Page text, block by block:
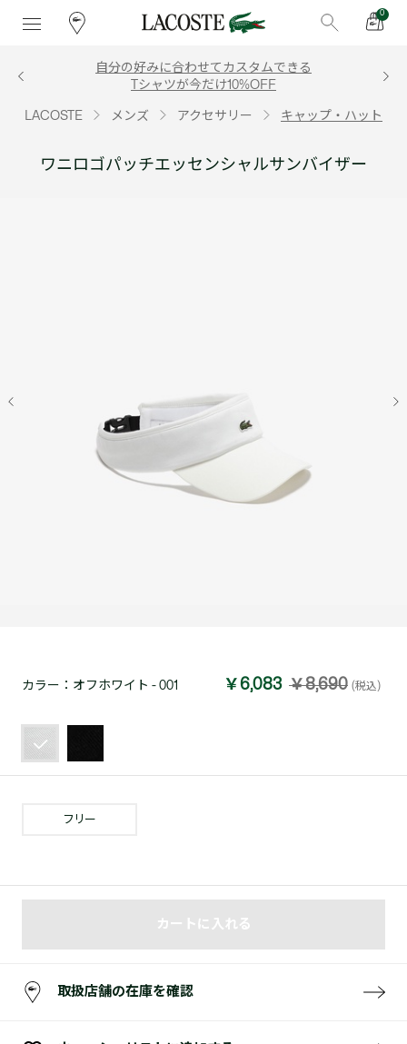
0
自分の好みに合わせてカスタムできる
Tシャツが今だけ10%OFF
LACOSTE メンズ アクセサリー キャップ・ハット
ワニロゴパッチエッセンシャルサンバイザー
カラー： オフホワイト - 001 ￥6,083 ￥8,690 (税込)
フリー
カートに入れる
取扱店舗の在庫を確認